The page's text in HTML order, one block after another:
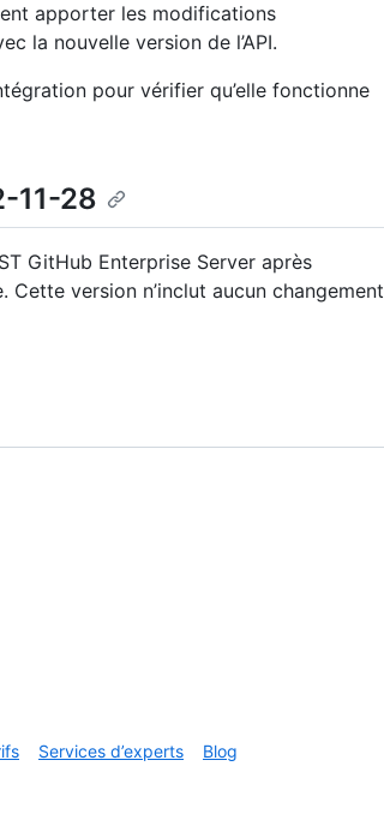
apporter les modifications
la nouvelle version de l’API.
pour vérifier qu’elle fonctionne
11-28
GitHub Enterprise Server après
version n’inclut aucun changement
Services d’experts Blog